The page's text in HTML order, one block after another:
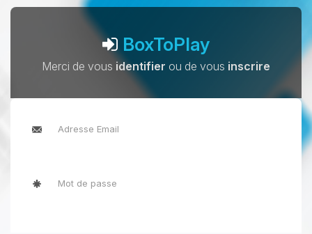
BoxToPlay
Merci de vous identifier ou de vous inscrire